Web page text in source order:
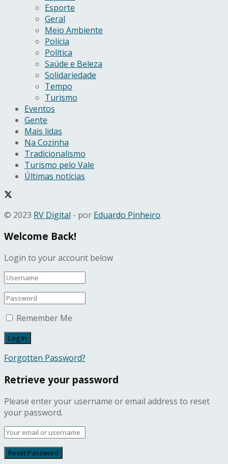
Esporte
Geral
Meio Ambiente
Polícia
Política
Saúde e Beleza
Solidariedade
Tempo
Turismo
Eventos
Gente
Mais lidas
Na Cozinha
Tradicionalismo
Turismo pelo Vale
Últimas notícias
© 2023 RV Digital - por Eduardo Pinheiro.
Welcome Back!
Login to your account below
Remember Me
Forgotten Password?
Retrieve your password
Please enter your username or email address to reset
your password.